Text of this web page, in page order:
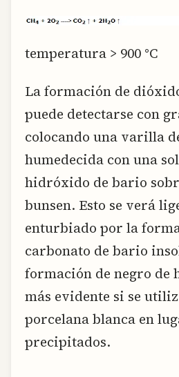
temperatura > 900 °C
La formación de
puede detectarse con
colocando una varilla
humedecida con una
hidróxido de bario
bunsen. Esto se verá
enturbiado por la
carbonato de bario
formación de negro de
más evidente si se
porcelana blanca en
precipitados.